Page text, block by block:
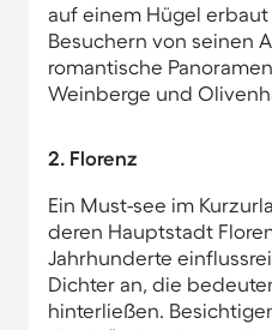
auf einem Hügel
Besuchern von seinen
romantische
Weinberge und
2. Florenz
Ein Must-see im
deren Hauptstadt
Jahrhunderte
Dichter an, die
hinterließen.